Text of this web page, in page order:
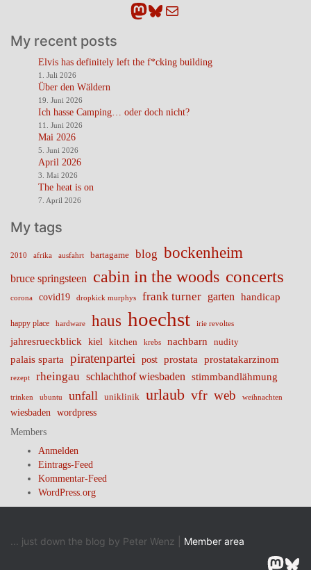
Mastodon
Bluesky
E-Mail
My recent posts
Elvis has definitely left the f*cking building
1. Juli 2026
Über den Wäldern
19. Juni 2026
Ich hasse Camping… oder doch nicht?
11. Juni 2026
Mai 2026
5. Juni 2026
April 2026
3. Mai 2026
The heat is on
7. April 2026
My tags
2010 afrika ausfahrt bartagame blog bockenheim
bruce springsteen cabin in the woods concerts
corona covid19 dropkick murphys frank turner garten handicap
happy place hardware haus hoechst irie revoltes
jahresrueckblick kiel kitchen krebs nachbarn nudity
palais sparta piratenpartei post prostata prostatakarzinom
rezept rheingau schlachthof wiesbaden stimmbandlähmung
trinken ubuntu unfall uniklinik urlaub vfr web weihnachten
wiesbaden
wordpress
Members
Anmelden
Eintrags-Feed
Kommentar-Feed
WordPress.org
... just down the blog by Peter Wenz | Member area